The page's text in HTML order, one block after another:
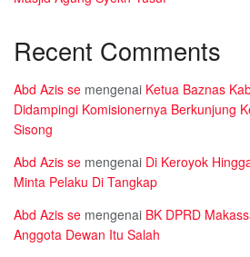
Recent Comments
Abd Azis se mengenai Ketua Baznas
Didampingi Komisionernya Berkunjung
Sisong
Abd Azis se mengenai Di Keroyok
Minta Pelaku Di Tangkap
Abd Azis se mengenai BK DPRD
Anggota Dewan Itu Salah